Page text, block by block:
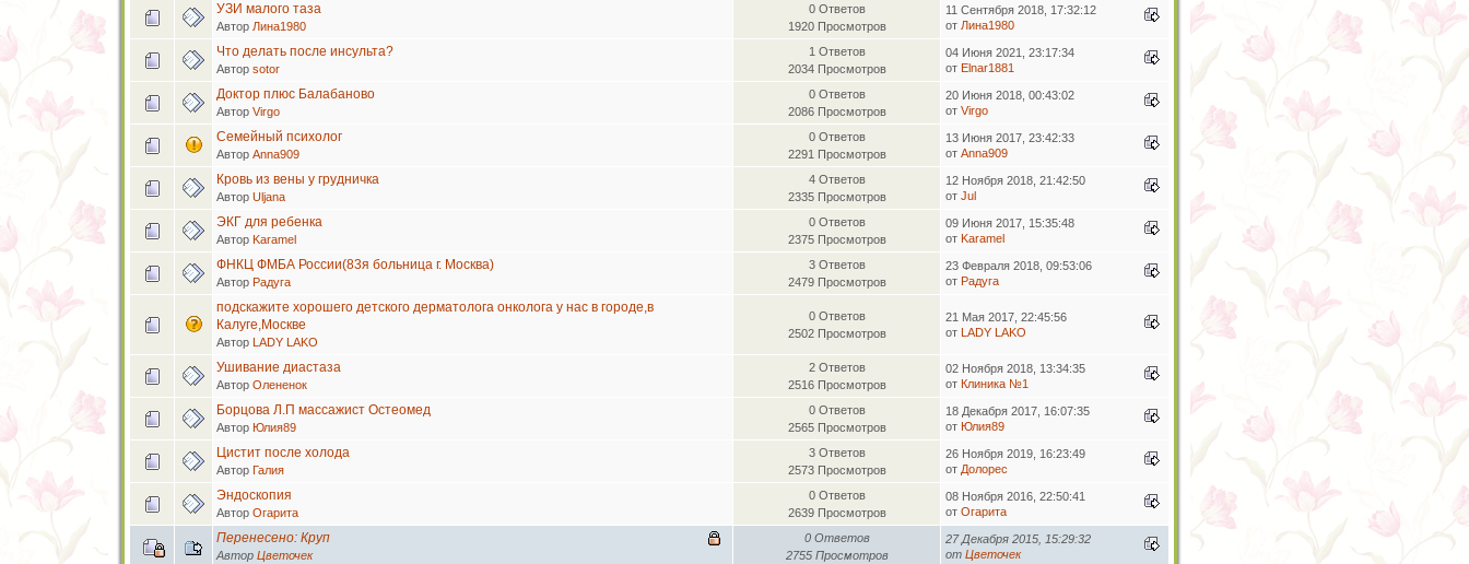
УЗИ малого таза
Автор Лина1980
0 Ответов
1920 Просмотров
11 Сентября 2018, 17:32:12
от Лина1980
Что делать после инсульта?
Автор sotor
1 Ответов
2034 Просмотров
04 Июня 2021, 23:17:34
от Elnar1881
Доктор плюс Балабаново
Автор Virgo
0 Ответов
2086 Просмотров
20 Июня 2018, 00:43:02
от Virgo
Семейный психолог
Автор Anna909
0 Ответов
2291 Просмотров
13 Июня 2017, 23:42:33
от Anna909
Кровь из вены у грудничка
Автор Uljana
4 Ответов
2335 Просмотров
12 Ноября 2018, 21:42:50
от Jul
ЭКГ для ребенка
Автор Karamel
0 Ответов
2375 Просмотров
09 Июня 2017, 15:35:48
от Karamel
ФНКЦ ФМБА России(83я больница г. Москва)
Автор Радуга
3 Ответов
2479 Просмотров
23 Февраля 2018, 09:53:06
от Радуга
подскажите хорошего детского дерматолога онколога у нас в городе,в
Калуге,Москве
Автор LADY LAKO
0 Ответов
2502 Просмотров
21 Мая 2017, 22:45:56
от LADY LAKO
Ушивание диастаза
Автор Олененок
2 Ответов
2516 Просмотров
02 Ноября 2018, 13:34:35
от Клиника №1
Борцова Л.П массажист Остеомед
Автор Юлия89
0 Ответов
2565 Просмотров
18 Декабря 2017, 16:07:35
от Юлия89
Цистит после холода
Автор Галия
3 Ответов
2573 Просмотров
26 Ноября 2019, 16:23:49
от Долорес
Эндоскопия
Автор Огарита
0 Ответов
2639 Просмотров
08 Ноября 2016, 22:50:41
от Огарита
Перенесено: Круп
Автор Цветочек
0 Ответов
2755 Просмотров
27 Декабря 2015, 15:29:32
от Цветочек